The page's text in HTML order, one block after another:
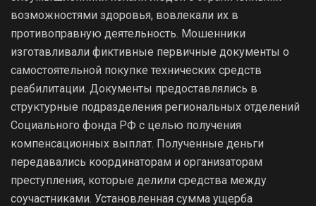
возможностями здоровья, вовлекали их в
противоправную деятельность. Мошенники
изготавливали фиктивные первичные документы о
самостоятельной покупке технических средств
реабилитации. Документы предоставлялись в
структурные подразделения региональных отделений
Социального фонда РФ с целью получения
компенсационных выплат. Полученные деньги
передавались координаторам и организаторам
преступления, которые делили средства между
соучастниками. Установленная сумма ущерба